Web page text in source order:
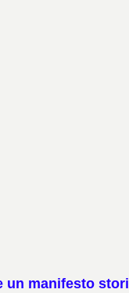
manifesto